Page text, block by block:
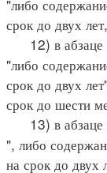
"либо
срок до двух
12) в абзаце
"либо
срок до двух
срок до шести
13) в абзаце
", либо
на срок до двух